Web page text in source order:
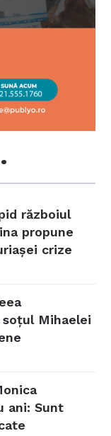
războiul
propune
crize
Mihaelei
ani: Sunt